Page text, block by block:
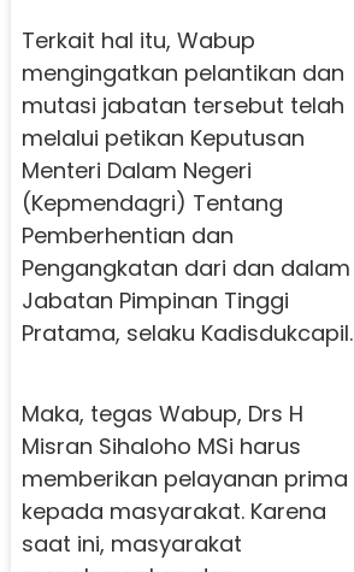
Terkait hal itu, Wabup
mengingatkan pelantikan dan
mutasi jabatan tersebut telah
melalui petikan Keputusan
Menteri Dalam Negeri
(Kepmendagri) Tentang
Pemberhentian dan
Pengangkatan dari dan dalam
Jabatan Pimpinan Tinggi
Pratama, selaku Kadisdukcapil.
Maka, tegas Wabup, Drs H
Misran Sihaloho MSi harus
memberikan pelayanan prima
kepada masyarakat. Karena
saat ini, masyarakat